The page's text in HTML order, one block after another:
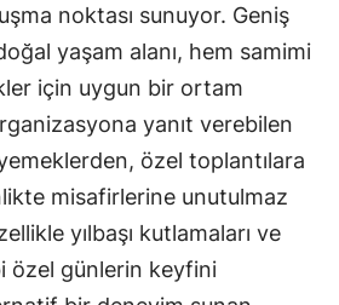
noktası sunuyor. Geniş
yaşam alanı, hem samimi
için uygun bir ortam
yanıt verebilen
özel toplantılara
misafirlerine unutulmaz
yılbaşı kutlamaları ve
özel günlerin keyfini